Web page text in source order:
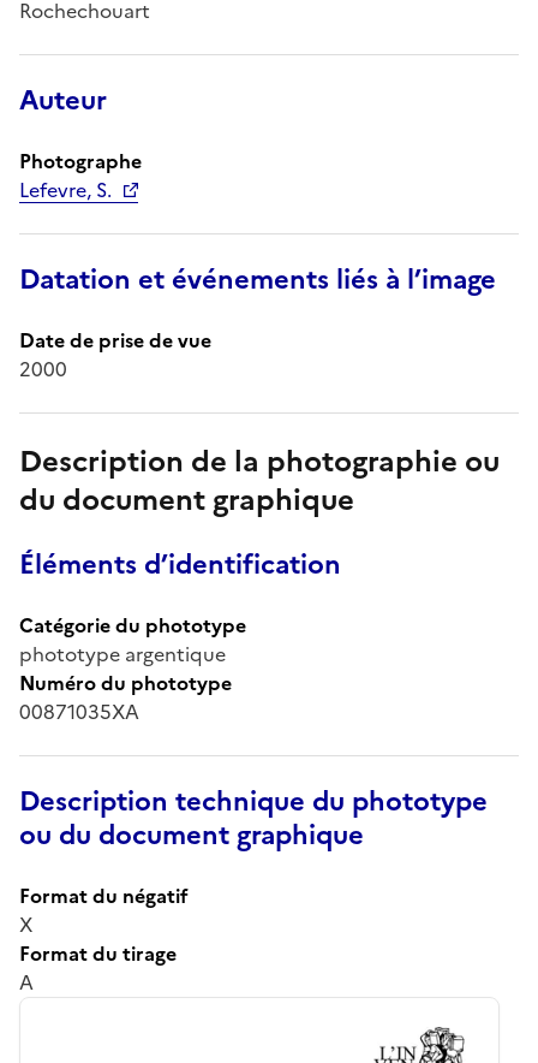
Rochechouart
Auteur
Photographe
Lefevre, S.
Datation et événements liés à l’image
Date de prise de vue
2000
Description de la photographie ou
du document graphique
Éléments d’identification
Catégorie du phototype
phototype argentique
Numéro du phototype
00871035XA
Description technique du phototype
ou du document graphique
Format du négatif
X
Format du tirage
A